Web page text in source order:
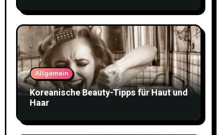
Allgemein
Koreanische Beauty-Tipps für Haut und
Haar